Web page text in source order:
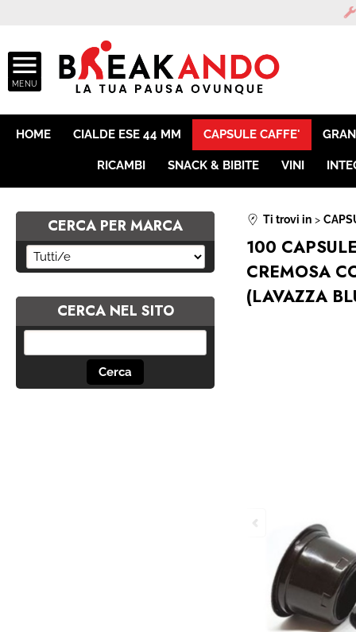
HOME CIALDE ESE 44 MM CAPSULE CAFFE'
RICAMBI SNACK & BIBITE VINI
CERCA PER MARCA
CERCA NEL SITO
Ti trovi in
100
CREMOSA
(LAVAZZA